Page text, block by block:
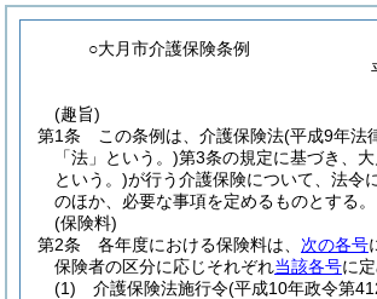
○大月市介護保険条例
(趣旨)
第1条
この条例は、介護保険法(平成9年法
「法」という。)第3条の規定に基づき、
という。)が行う介護保険について、法令
のほか、必要な事項を定めるものとする。
(保険料)
第2条
各年度における保険料は、 次の各号
保険者の区分に応じそれぞれ当該各号に
(1)
介護保険法施行令(平成10年政令第